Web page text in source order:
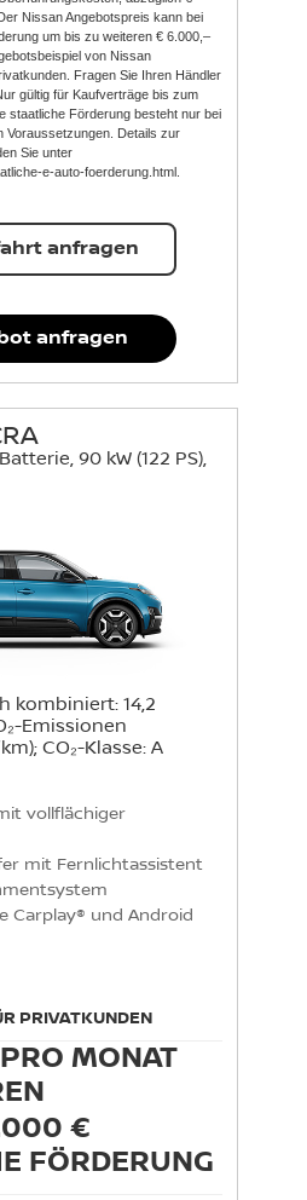
Nissan Angebotspreis kann bei
um bis zu weiteren € 6.000,–
von Nissan
Fragen Sie Ihren Händler
gültig für Kaufverträge bis zum
staatliche Förderung besteht nur bei
Voraussetzungen. Details zur
Sie unter
e-auto-foerderung.html.
anfragen
anfragen
90 kW (122 PS),
kombiniert: 14,2
Emissionen
CO₂-Klasse: A
vollflächiger
mit Fernlichtassistent
Carplay® und Android
PRIVATKUNDEN
MONAT
€
FÖRDERUNG